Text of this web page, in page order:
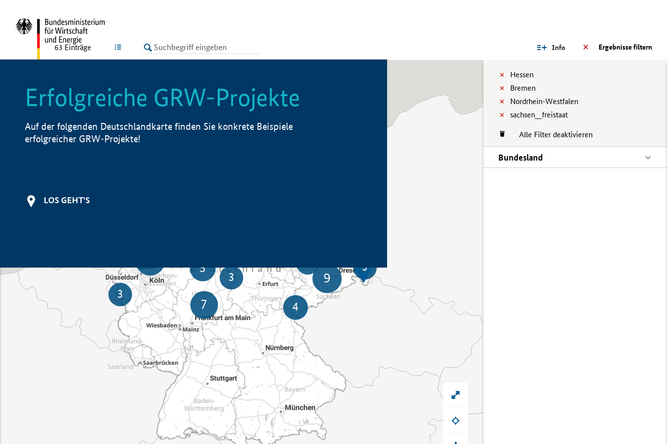
LISTE Ergebnisse filtern
Info
Hessen
Bremen
Nordrhein-Westfalen
sachsen__freistaat
Alle Filter deaktivieren
Bundesland
63 Einträge
Erfolgreiche GRW-Projekte
Auf der folgenden Deutschlandkarte finden Sie konkrete Beispiele
erfolgreicher GRW-Projekte!
LOS GEHT'S